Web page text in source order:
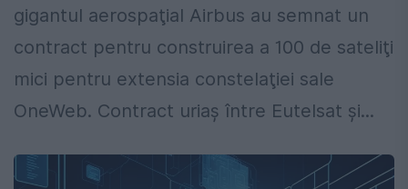
gigantul aerospaţial Airbus au semnat un
contract pentru construirea a 100 de sateliţi
mici pentru extensia constelaţiei sale
OneWeb. Contract uriaș între Eutelsat și...